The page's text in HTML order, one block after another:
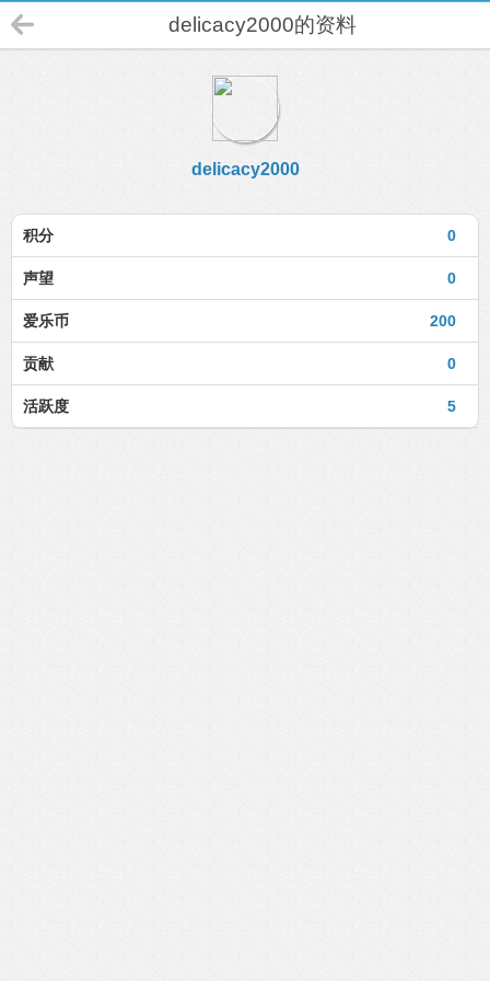
delicacy2000的资料
delicacy2000
0
积分
0
声望
200
爱乐币
0
贡献
5
活跃度